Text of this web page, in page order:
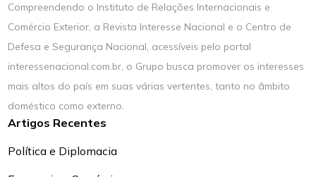
Compreendendo o Instituto de Relações Internacionais e
Comércio Exterior, a Revista Interesse Nacional e o Centro de
Defesa e Segurança Nacional, acessíveis pelo portal
interessenacional.com.br, o Grupo busca promover os interesses
mais altos do país em suas várias vertentes, tanto no âmbito
doméstico como externo.
Artigos Recentes
Política e Diplomacia